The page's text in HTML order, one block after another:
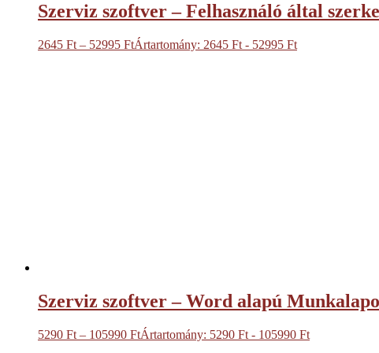
Szerviz szoftver – Felhasználó által
2645 Ft – 52995 FtÁrtartomány: 2645 Ft - 52995 Ft
Szerviz szoftver – Word alapú
5290 Ft – 105990 FtÁrtartomány: 5290 Ft - 105990 Ft